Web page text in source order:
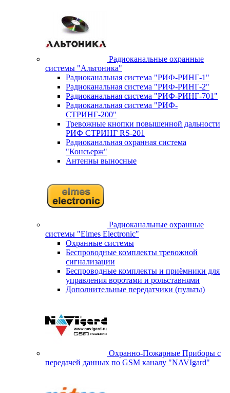
Радиоканальные охранные
системы "Альтоника"
Радиоканальная система "РИФ-РИНГ-1"
Радиоканальная система "РИФ-РИНГ-2"
Радиоканальная система "РИФ-РИНГ-701"
Радиоканальная система "РИФ-
СТРИНГ-200"
Тревожные кнопки повышенной дальности
РИФ СТРИНГ RS-201
Радиоканальная охранная система
"Консьерж"
Антенны выносные
Радиоканальные охранные
системы "Elmes Electronic"
Охранные системы
Беспроводные комплекты тревожной
сигнализации
Беспроводные комплекты и приёмники для
управления воротами и рольставнями
Дополнительные передатчики (пульты)
Охранно-Пожарные Приборы с
передачей данных по GSM каналу "NAVIgard"